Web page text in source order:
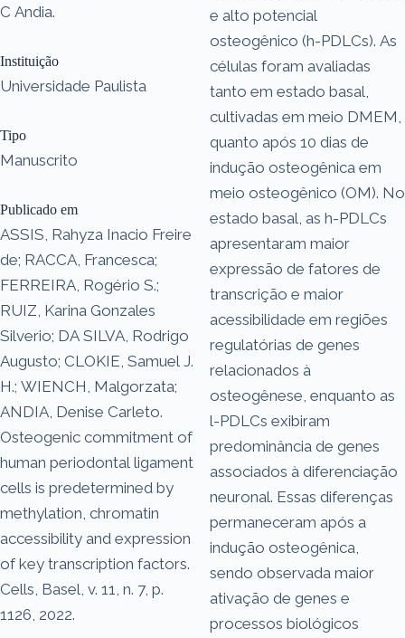
C Andia.
Instituição
Universidade Paulista
Tipo
Manuscrito
Publicado em
ASSIS, Rahyza Inacio Freire
de; RACCA, Francesca;
FERREIRA, Rogério S.;
RUIZ, Karina Gonzales
Silverio; DA SILVA, Rodrigo
Augusto; CLOKIE, Samuel J.
H.; WIENCH, Malgorzata;
ANDIA, Denise Carleto.
Osteogenic commitment of
human periodontal ligament
cells is predetermined by
methylation, chromatin
accessibility and expression
of key transcription factors.
Cells, Basel, v. 11, n. 7, p.
1126, 2022.
e alto potencial
osteogênico (h-PDLCs). As
células foram avaliadas
tanto em estado basal,
cultivadas em meio DMEM,
quanto após 10 dias de
indução osteogênica em
meio osteogênico (OM). No
estado basal, as h-PDLCs
apresentaram maior
expressão de fatores de
transcrição e maior
acessibilidade em regiões
regulatórias de genes
relacionados à
osteogênese, enquanto as
l-PDLCs exibiram
predominância de genes
associados à diferenciação
neuronal. Essas diferenças
permaneceram após a
indução osteogênica,
sendo observada maior
ativação de genes e
processos biológicos